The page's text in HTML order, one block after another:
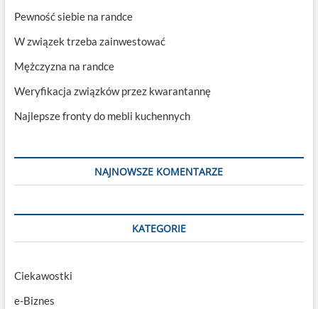
Pewność siebie na randce
W związek trzeba zainwestować
Mężczyzna na randce
Weryfikacja związków przez kwarantannę
Najlepsze fronty do mebli kuchennych
NAJNOWSZE KOMENTARZE
KATEGORIE
Ciekawostki
e-Biznes